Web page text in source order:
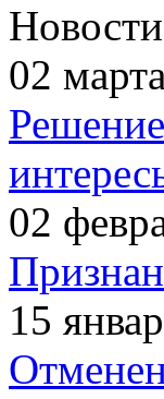
02 марта
02
15